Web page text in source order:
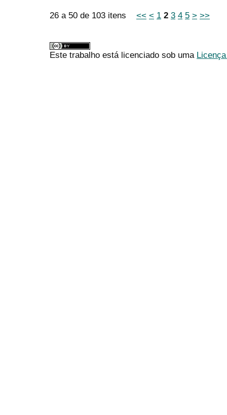
26 a 50 de 103 itens << < 1 2 3 4 5 > >>
Este trabalho está licenciado sob uma